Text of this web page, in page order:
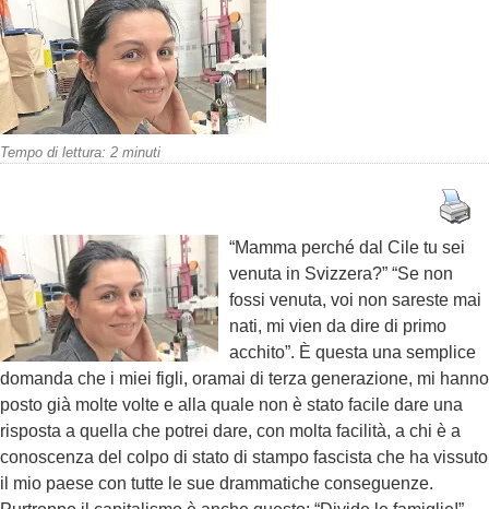
Tempo di lettura: 2 minuti
“Mamma perché dal Cile tu sei
venuta in Svizzera?” “Se non
fossi venuta, voi non sareste mai
nati, mi vien da dire di primo
acchito”. È questa una semplice
domanda che i miei figli, oramai di terza generazione, mi hanno
posto già molte volte e alla quale non è stato facile dare una
risposta a quella che potrei dare, con molta facilità, a chi è a
conoscenza del colpo di stato di stampo fascista che ha vissuto
il mio paese con tutte le sue drammatiche conseguenze.